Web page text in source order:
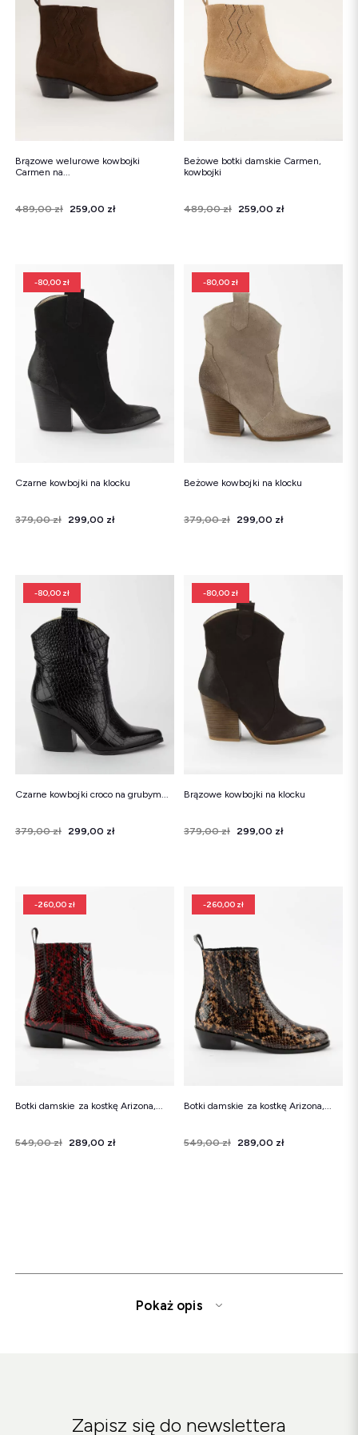
Brązowe welurowe kowbojki
Carmen na...
Cena
Cena regularna
489,00 zł 259,00 zł
Beżowe botki damskie Carmen,
kowbojki
Cena
Cena regularna
489,00 zł 259,00 zł
-80,00 zł
Czarne kowbojki na klocku
Cena
Cena regularna
379,00 zł 299,00 zł
-80,00 zł
Beżowe kowbojki na klocku
Cena
Cena regularna
379,00 zł 299,00 zł
-80,00 zł
Czarne kowbojki croco na grubym...
Cena
Cena regularna
379,00 zł 299,00 zł
-80,00 zł
Brązowe kowbojki na klocku
Cena
Cena regularna
379,00 zł 299,00 zł
-260,00 zł
Botki damskie za kostkę Arizona,...
Cena
Cena regularna
549,00 zł 289,00 zł
-260,00 zł
Botki damskie za kostkę Arizona,...
Cena
Cena regularna
549,00 zł 289,00 zł
Pokaż opis
Zapisz się do newslettera
Śniegowce
Sandały
Klapki
Śniegowce